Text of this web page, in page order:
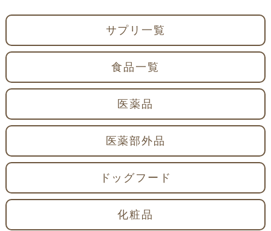
サプリ一覧
食品一覧
医薬品
医薬部外品
ドッグフード
化粧品